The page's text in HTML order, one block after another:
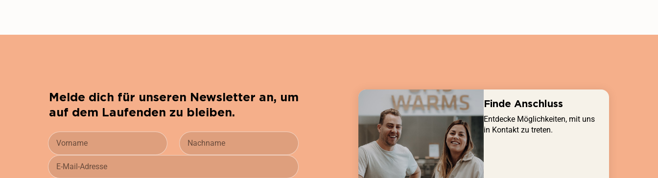
Melde dich für unseren Newsletter an, um
auf dem Laufenden zu bleiben.
Finde Anschluss
Entdecke Möglichkeiten, mit uns
in Kontakt zu treten.